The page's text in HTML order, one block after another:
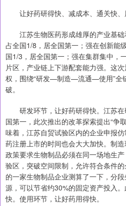
让好药研得快、减成本、通关快、
江苏生物医药形成雄厚的产业基础
占全国1/8，居全国第一；强在创新能
国1/3，居全国第一；强在集群集中，
片区，产业链上下游配套能力强。这
权，围绕“研发—制造—流通—使用”全
破。
研发环节，让好药研得快。江苏在
国第一，此次推出的改革探索提出“争
味着，江苏自贸试验区内的企业申报
药注册上市的时间也会大大加快。制
政策要求生物制品必须在同一场地生
验区，突破空间限制，允许符合条件
的一家生物制品企业测算了一下，分
源，可以节省约30%的固定资产投入
快。使用环节，让好药用得快。